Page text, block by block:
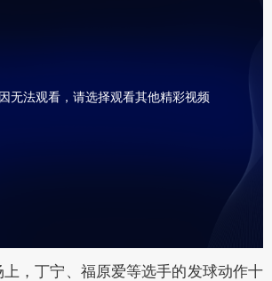
无法观看，请选择观看其他精彩视频
丁宁、福原爱等选手的发球动作十